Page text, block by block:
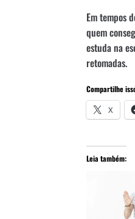
Em tempos
quem
estuda na
retomadas.
Compartilhe
X
Leia também: